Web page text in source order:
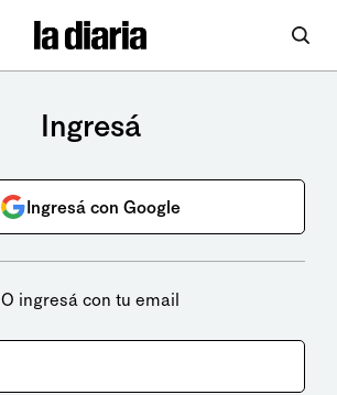
Ingresá
Ingresá con Google
O ingresá con tu email